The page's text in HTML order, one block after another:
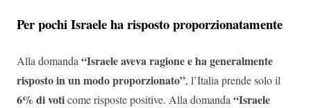
Per pochi Israele ha risposto proporzionatamente
Alla domanda “Israele aveva ragione e ha generalmente
risposto in un modo proporzionato”, l’Italia prende solo il
6% di voticome risposte positive. Alla domanda “Israele